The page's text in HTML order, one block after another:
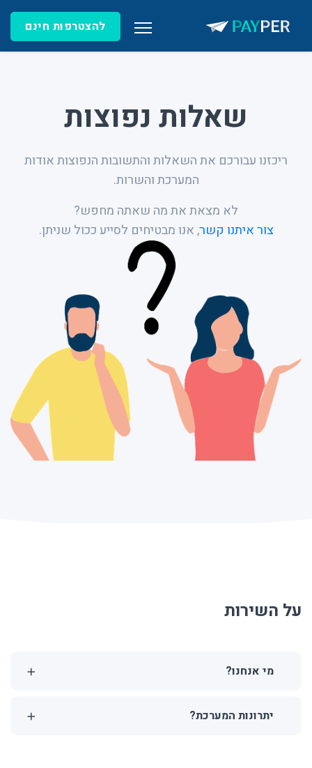
להצטרפות חינם
שאלות נפוצות
ריכזנו עבורכם את השאלות והתשובות הנפוצות אודות
המערכת והשרות.
לא מצאת את מה שאתה מחפש?
צור איתנו קשר, אנו מבטיחים לסייע ככול שניתן.
על השירות
מי אנחנו?
יתרונות המערכת?